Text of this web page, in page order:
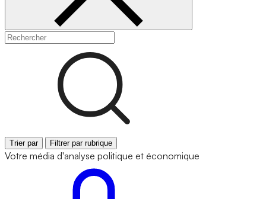
Trier par Filtrer par rubrique
Votre média d'analyse politique et économique